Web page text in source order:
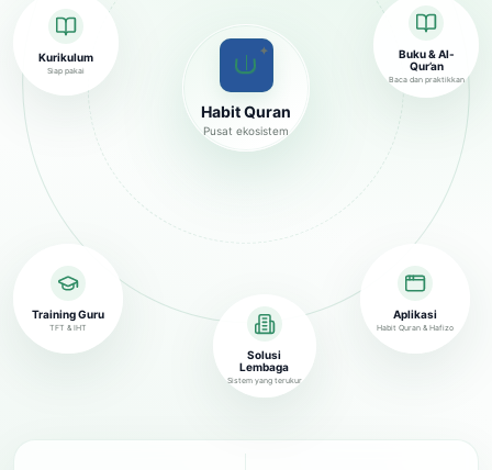
✦
Habit Quran
Pusat ekosistem
Buku & Al-
Qur’an
Baca dan praktikkan
Training Guru
TFT & IHT
Solusi
Lembaga
Sistem yang terukur
Kurikulum
Siap pakai
Aplikasi
Habit Quran & Hafizo